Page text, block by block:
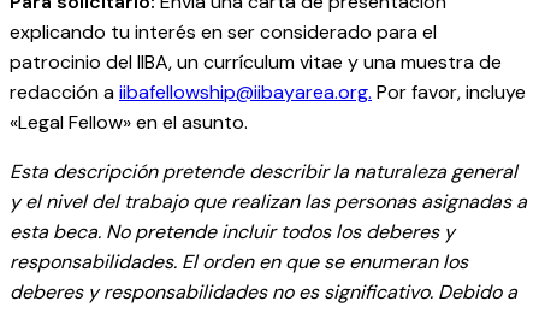
explicando tu interés en ser considerado para el
patrocinio del IIBA, un currículum vitae y una muestra de
redacción aiibafellowship@iibayarea.org. Por favor, incluye
«Legal Fellow» en el asunto.
Esta descripción pretende describir la naturaleza general
y el nivel del trabajo que realizan las personas asignadas a
esta beca. No pretende incluir todos los deberes y
responsabilidades. El orden en que se enumeran los
deberes y responsabilidades no es significativo. Debido a